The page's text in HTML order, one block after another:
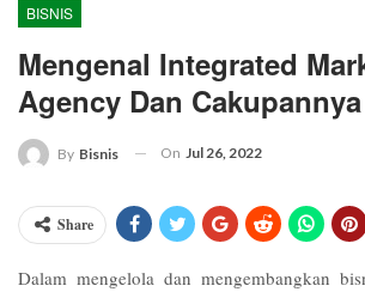
BISNIS
Mengenal Integrated
Agency Dan Cakupannya
By Bisnis On Jul 26, 2022
Share
Dalam mengelola dan mengembangkan